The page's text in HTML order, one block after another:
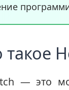
такое
— это